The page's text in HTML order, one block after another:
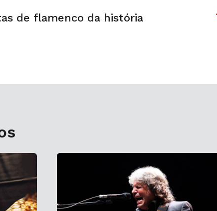
de flamenco da história